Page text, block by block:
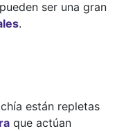
ser una gran
.
están repletas
que actúan